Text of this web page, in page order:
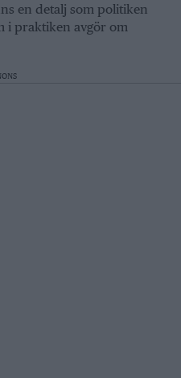
en detalj som politiken
i praktiken avgör om